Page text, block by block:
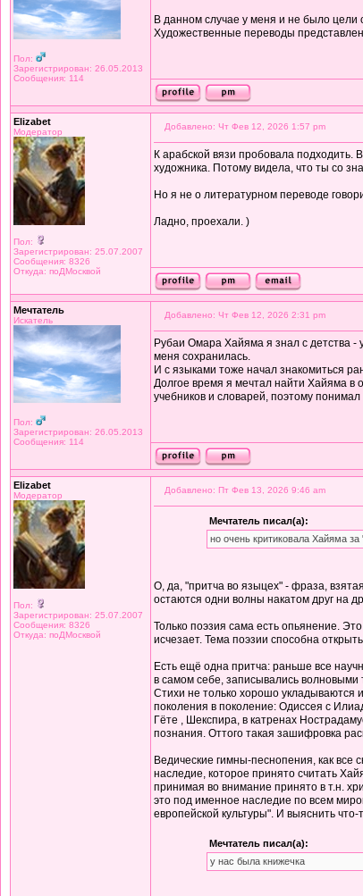
Пол:
Зарегистрирован: 26.05.2013
Сообщения: 114
В данном случае у меня и не было цели
Художественные переводы
Elizabet
Модератор
Пол:
Зарегистрирован: 25.07.2007
Сообщения: 8326
Откуда: поДМосквой
Добавлено: Чт Фев 12, 2026 1:57 pm
К арабской вязи пробовала подходить.
художника. Потому видела, что ты со
Но я не о литературном переводе
Ладно, проехали. )
Мечтатель
Искатель
Пол:
Зарегистрирован: 26.05.2013
Сообщения: 114
Добавлено: Чт Фев 12, 2026 2:31 pm
Рубаи Омара Хайяма я знал с детства -
меня сохранилась.
И с языками тоже начал знакомиться
Долгое время я мечтал найти Хайяма в
учебников и словарей, поэтому
Elizabet
Модератор
Пол:
Зарегистрирован: 25.07.2007
Сообщения: 8326
Откуда: поДМосквой
Добавлено: Пт Фев 13, 2026 9:46 am
Мечтатель писал(а):
но очень критиковала Хайяма за
О, да, "притча во языцех" - фраза,
остаются одни волны накатом друг на
Только поэзия сама есть опьянение.
исчезает. Тема поэзии способна
Есть ещё одна притча: раньше все
в самом себе, записывались волновыми
Стихи не только хорошо укладываются
поколения в поколение: Одиссея с
Гёте , Шекспира, в катренах
познания. Оттого такая зашифровка
Ведические гимны-песнопения, как
наследие, которое принято считать
принимая во внимание принято в т.н.
это под именное наследие по всем
европейской культуры". И выяснить
Мечтатель писал(а):
у нас была книжечка